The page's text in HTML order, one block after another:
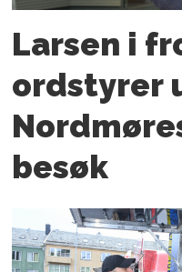
Larsen i
ordstyrer
besøk